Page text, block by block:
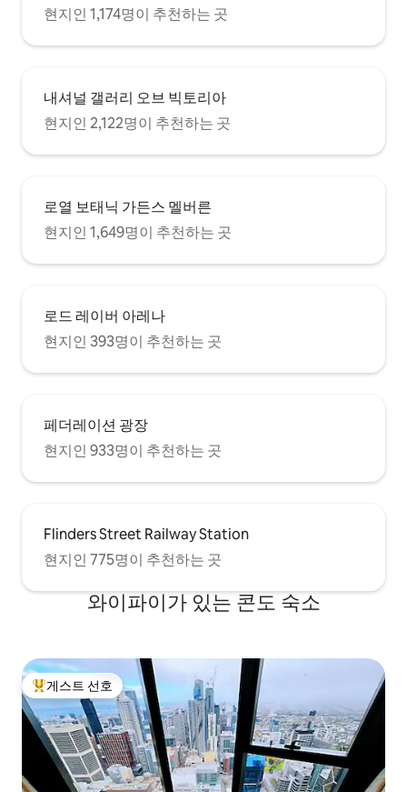
현지인 1,174명이 추천하는 곳
내셔널 갤러리 오브 빅토리아
현지인 2,122명이 추천하는 곳
로열 보태닉 가든스 멜버른
현지인 1,649명이 추천하는 곳
로드 레이버 아레나
현지인 393명이 추천하는 곳
페더레이션 광장
현지인 933명이 추천하는 곳
Flinders Street Railway Station
현지인 775명이 추천하는 곳
와이파이가 있는 콘도 숙소
상위 게스트 선호
게스트 선호